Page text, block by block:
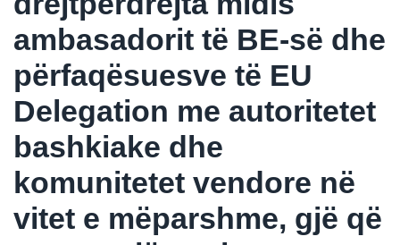
ambasadorit të BE-së dhe
përfaqësuesve të EU
Delegation me autoritetet
bashkiake dhe
komunitetet vendore në
vitet e mëparshme, gjë që